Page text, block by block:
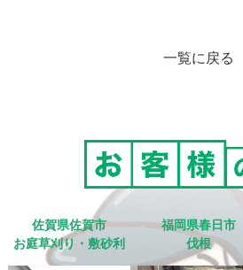
一覧に戻る
佐賀県佐賀市
お庭草刈り・敷砂利
福岡県春日市
伐根